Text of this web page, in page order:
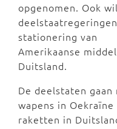
opgenomen. Ook
stationering van
Amerikaanse
Duitsland.
De deelstaten
wapens in
raketten in